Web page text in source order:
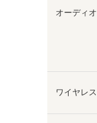
オーディオ
ワイヤレス